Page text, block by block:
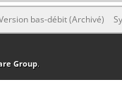
bas-débit (Archivé)
Group.